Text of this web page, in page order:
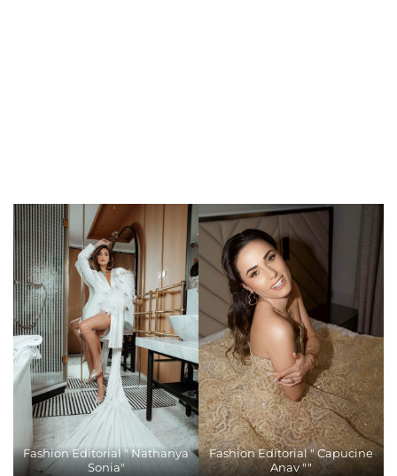
Fashion Editorial " Nathanya
Sonia"
Fashion Editorial " Capucine
Anav ""